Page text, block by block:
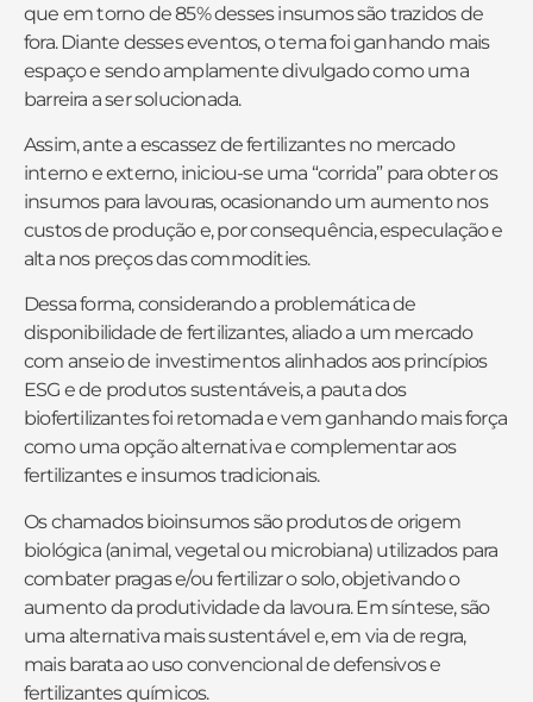
que em torno de 85% desses insumos são trazidos de
fora. Diante desses eventos, o tema foi ganhando mais
espaço e sendo amplamente divulgado como uma
barreira a ser solucionada.
Assim, ante a escassez de fertilizantes no mercado
interno e externo, iniciou-se uma “corrida” para obter os
insumos para lavouras, ocasionando um aumento nos
custos de produção e, por consequência, especulação e
alta nos preços das commodities.
Dessa forma, considerando a problemática de
disponibilidade de fertilizantes, aliado a um mercado
com anseio de investimentos alinhados aos princípios
ESG e de produtos sustentáveis, a pauta dos
biofertilizantes foi retomada e vem ganhando mais força
como uma opção alternativa e complementar aos
fertilizantes e insumos tradicionais.
Os chamados bioinsumos são produtos de origem
biológica (animal, vegetal ou microbiana) utilizados para
combater pragas e/ou fertilizar o solo, objetivando o
aumento da produtividade da lavoura. Em síntese, são
uma alternativa mais sustentável e, em via de regra,
mais barata ao uso convencional de defensivos e
fertilizantes químicos.